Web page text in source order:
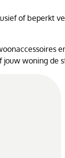
of
woning de